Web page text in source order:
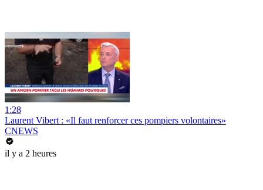
1:28
Laurent Vibert : «Il faut renforcer ces pompiers volontaires»
CNEWS
il y a 2 heures